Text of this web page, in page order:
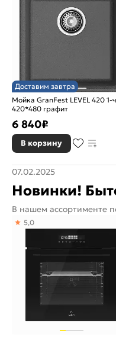
Доставим завтра
Мойка GranFest LEVEL 420 1-чаша
420*480 графит
6 840₽
В корзину
07.02.2025
Новинки!
В нашем ассортименте
5,0